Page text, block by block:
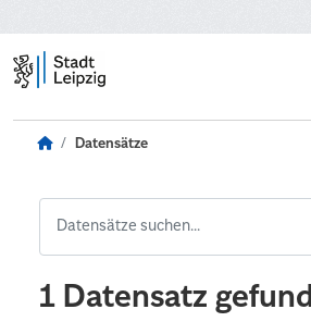
Datensätze
1 Datensatz